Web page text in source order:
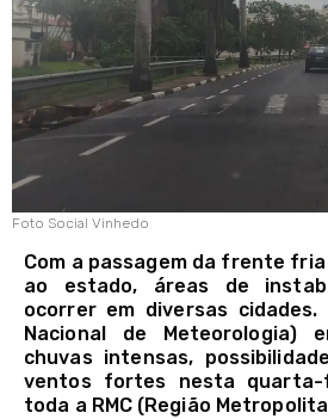
Foto Social Vinhedo
Com a passagem da frente
ao estado, áreas de
ocorrer em diversas
Nacional de Meteorologia)
chuvas intensas,
ventos fortes nesta quarta-
toda a RMC (Região